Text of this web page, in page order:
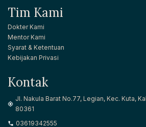
Tim Kami
Dokter Kami
Mentor Kami
Syarat & Ketentuan
Kebijakan Privasi
Kontak
Jl. Nakula Barat No.77, Legian, Kec. Kuta,
80361
03619342555